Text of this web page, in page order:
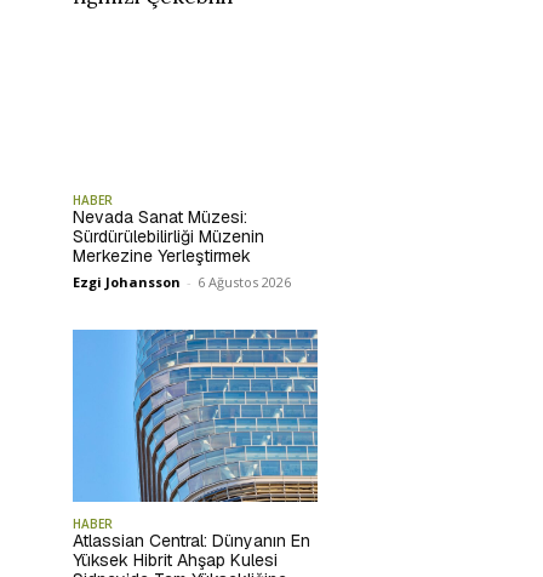
HABER
Nevada Sanat Müzesi:
Sürdürülebilirliği Müzenin
Merkezine Yerleştirmek
Ezgi Johansson - 6 Ağustos 2026
HABER
Atlassian Central: Dünyanın En
Yüksek Hibrit Ahşap Kulesi